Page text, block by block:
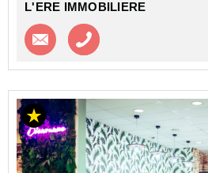
L'ERE IMMOBILIERE
Contacter l'agence